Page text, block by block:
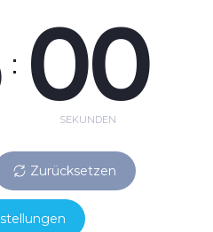
: 00
SEKUNDEN
Zurücksetzen